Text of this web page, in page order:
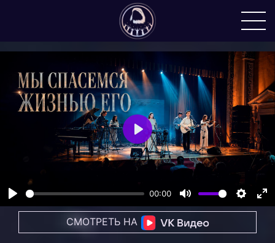
Play
00:00
Mute
Play
СМОТРЕТЬ НА